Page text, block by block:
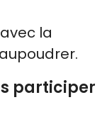
la
participer